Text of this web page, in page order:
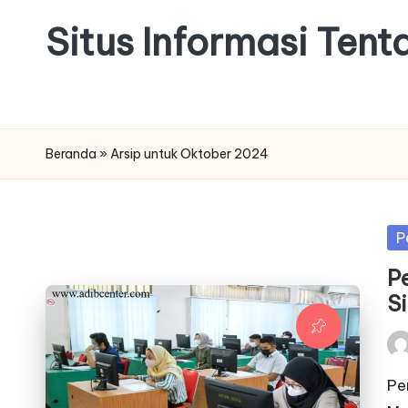
Situs Informasi
Beranda » Arsip untuk Oktober 2024
by